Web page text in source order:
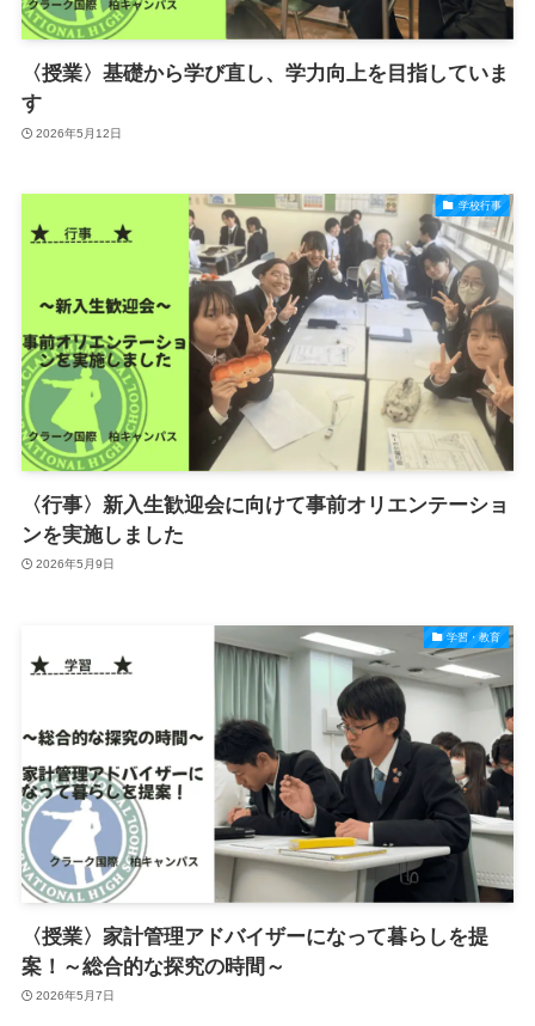
〈授業〉基礎から学び直し、学力向上を目指していま
す
2026年5月12日
学校行事
〈行事〉新入生歓迎会に向けて事前オリエンテーショ
ンを実施しました
2026年5月9日
学習・教育
〈授業〉家計管理アドバイザーになって暮らしを提
案！～総合的な探究の時間～
2026年5月7日